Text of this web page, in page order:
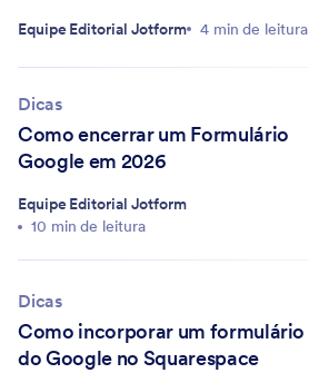
Equipe Editorial Jotform 4 min de leitura
Dicas
Como encerrar um Formulário
Google em 2026
Equipe Editorial Jotform
10 min de leitura
Dicas
Como incorporar um formulário
do Google no Squarespace